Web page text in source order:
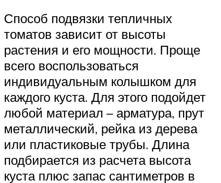
Способ подвязки тепличных
томатов зависит от высоты
растения и его мощности. Проще
всего воспользоваться
индивидуальным колышком для
каждого куста. Для этого подойдет
любой материал – арматура, прут
металлический, рейка из дерева
или пластиковые трубы. Длина
подбирается из расчета высота
куста плюс запас сантиметров в